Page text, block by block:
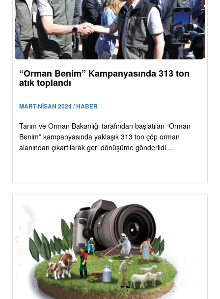
“Orman Benim” Kampanyasında 313 ton
atık toplandı
MART-NİSAN 2024 / HABER
Tarım ve Orman Bakanlığı tarafından başlatılan “Orman
Benim” kampanyasında yaklaşık 313 ton çöp orman
alanından çıkartılarak geri dönüşüme gönderildi....